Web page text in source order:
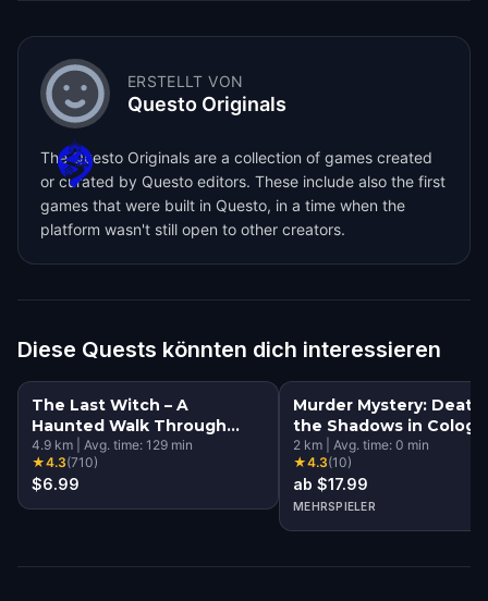
ERSTELLT VON
Questo Originals
The Questo Originals are a collection of games created
or curated by Questo editors. These include also the first
games that were built in Questo, in a time when the
platform wasn't still open to other creators.
Diese Quests könnten dich interessieren
The Last Witch – A
Haunted Walk Through
Cologne Walking Tour &
Escape Game
4.9 km Avg. time: 129 min
★4.3(710)
$6.99
Murder Mystery: Death
the Shadows in
2 km Avg. time: 0 min
★4.3(10)
ab $17.99
MEHRSPIELER